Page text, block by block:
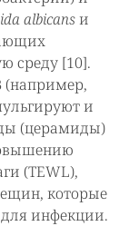
albicansи
среду [10].
и
(церамиды)
(TEWL),
которые
инфекции.